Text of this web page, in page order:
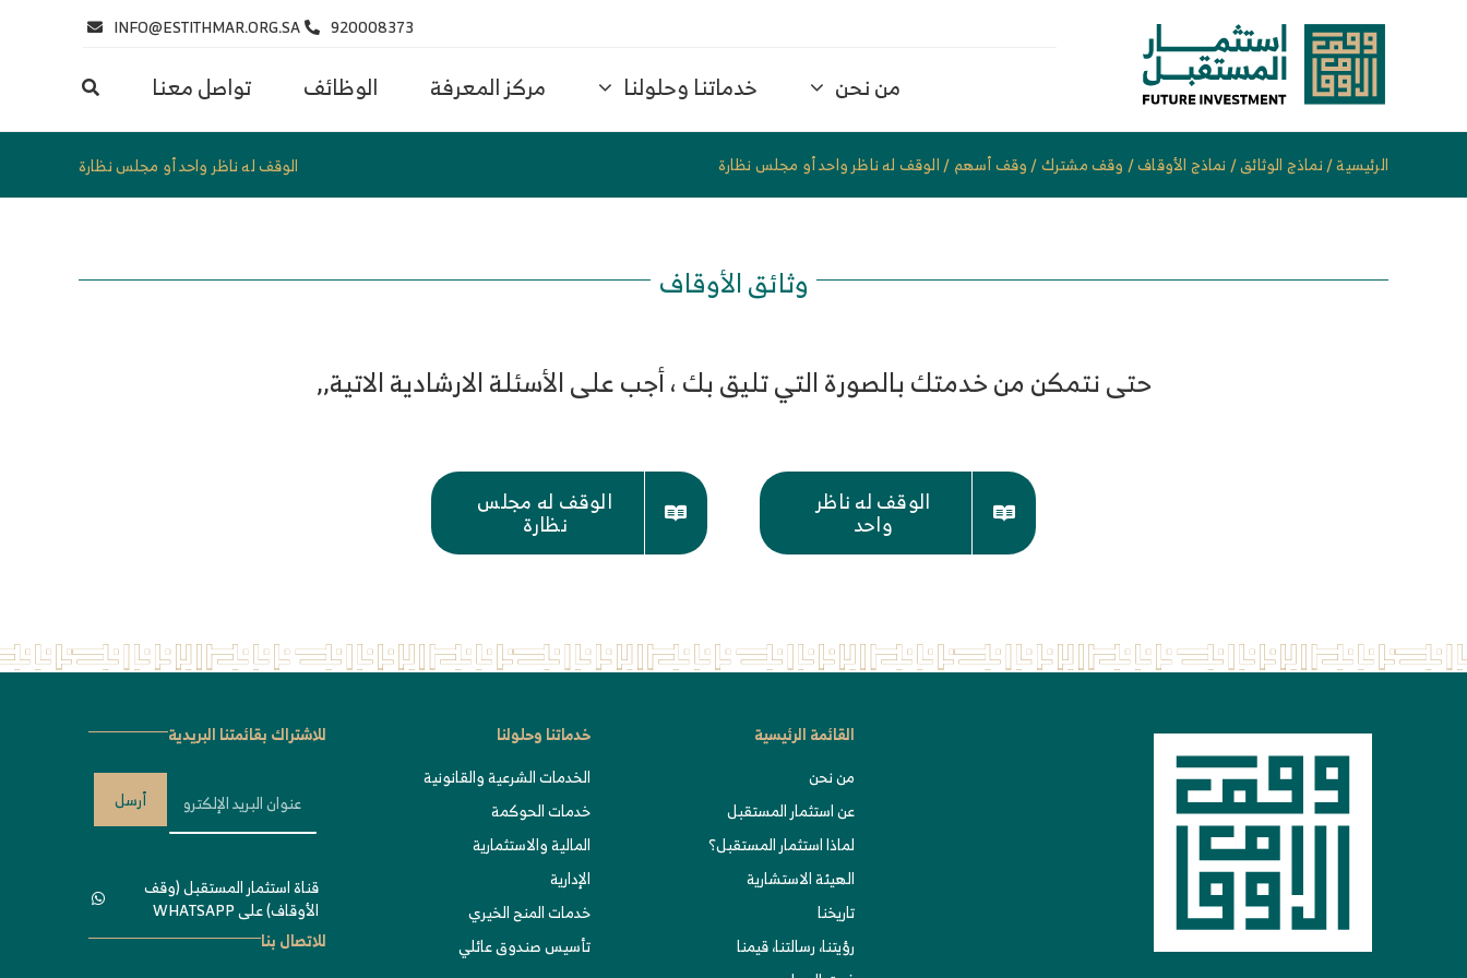
920008373
INFO@ESTITHMAR.ORG.SA
من نحن خدماتنا وحلولنا مركز المعرفة الوظائف تواصل معنا
الوقف له ناظر واحد أو مجلس نظارة الرئيسية/نماذج الوثائق/نماذج الأوقاف/ وقف مشترك/وقف أسهم /الوقف له ناظر واحد أو مجلس نظارة
وثائق الأوقاف
حتى نتمكن من خدمتك بالصورة التي تليق بك ، أجب على الأسئلة الارشادية الاتية,,
الوقف له ناظر
واحد
الوقف له مجلس
نظارة
القائمة الرئيسية
من نحن
عن استثمار المستقبل
لماذا استثمار المستقبل؟
الهيئة الاستشارية
تاريخنا
رؤيتنا، رسالتنا، قيمنا
خدماتنا وحلولنا
الخدمات الشرعية والقانونية
خدمات الحوكمة
المالية والاستثمارية
الإدارية
خدمات المنح الخيري
تأسيس صندوق عائلي
للاشتراك بقائمتنا البريدية
أرسل
قناة استثمار المستقبل (وقف
الأوقاف) على WHATSAPP
للاتصال بنا